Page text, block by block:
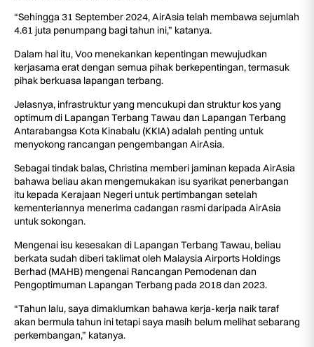
“Sehingga 31 September 2024, AirAsia telah membawa sejumlah
4.61 juta penumpang bagi tahun ini,” katanya.
Dalam hal itu, Voo menekankan kepentingan mewujudkan
kerjasama erat dengan semua pihak berkepentingan, termasuk
pihak berkuasa lapangan terbang.
Jelasnya, infrastruktur yang mencukupi dan struktur kos yang
optimum di Lapangan Terbang Tawau dan Lapangan Terbang
Antarabangsa Kota Kinabalu (KKIA) adalah penting untuk
menyokong rancangan pengembangan AirAsia.
Sebagai tindak balas, Christina memberi jaminan kepada AirAsia
bahawa beliau akan mengemukakan isu syarikat penerbangan
itu kepada Kerajaan Negeri untuk pertimbangan setelah
kementeriannya menerima cadangan rasmi daripada AirAsia
untuk sokongan.
Mengenai isu kesesakan di Lapangan Terbang Tawau, beliau
berkata sudah diberi taklimat oleh Malaysia Airports Holdings
Berhad (MAHB) mengenai Rancangan Pemodenan dan
Pengoptimuman Lapangan Terbang pada 2018 dan 2023.
“Tahun lalu, saya dimaklumkan bahawa kerja-kerja naik taraf
akan bermula tahun ini tetapi saya masih belum melihat sebarang
perkembangan,” katanya.